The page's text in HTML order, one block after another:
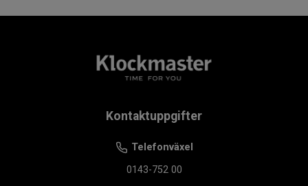
Kontaktuppgifter
Telefonväxel
0143-752 00